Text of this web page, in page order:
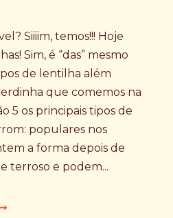
Siiiim, temos!!! Hoje
Sim, é “das” mesmo
de lentilha além
que comemos na
5 os principais tipos de
populares nos
a forma depois de
terroso e podem...